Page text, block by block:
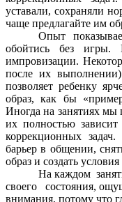
уставали, сохраняли
чаще предлагайте им
Опыт
обойтись без
импровизации.
после их
позволяет ребенку
образ, как бы
Иногда на занятиях
их полностью зависит
коррекционных
барьер в общении,
образ и создать
На каждом
своего состояния,
внимания, потому что